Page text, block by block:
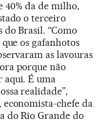
40% da de milho,
o terceiro
Brasil. “Como
os gafanhotos
as lavouras
porque não
aqui. É uma
realidade”,
chefe da
do Rio Grande do